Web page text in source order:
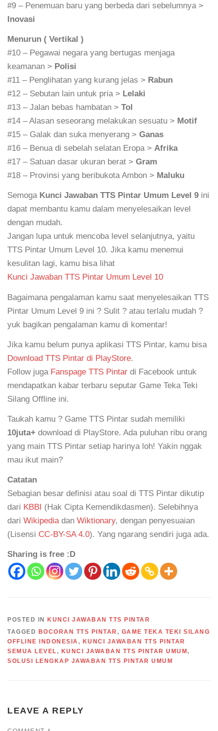
#9 – Penemuan baru yang berbeda dari sebelumnya >
Inovasi
Menurun ( Vertikal )
#10 – Pegawai negara yang bertugas menjaga
keamanan > Polisi
#11 – Penglihatan yang kurang jelas > Rabun
#12 – Sebutan lain untuk pria > Lelaki
#13 – Jalan bebas hambatan > Tol
#14 – Alasan seseorang melakukan sesuatu > Motif
#15 – Galak dan suka menyerang > Ganas
#16 – Benua di sebelah selatan Eropa > Afrika
#17 – Satuan dasar ukuran berat > Gram
#18 – Provinsi yang beribukota Ambon > Maluku
Semoga Kunci Jawaban TTS Pintar Umum Level 9 ini
dapat membantu kamu dalam menyelesaikan level
dengan mudah.
Jangan lupa untuk mencoba level selanjutnya, yaitu
TTS Pintar Umum Level 10. Jika kamu menemui
kesulitan lagi, kamu bisa lihat
Kunci Jawaban TTS Pintar Umum Level 10
Bagaimana pengalaman kamu saat menyelesaikan TTS
Pintar Umum Level 9 ini ? Sulit ? atau terlalu mudah ?
yuk bagikan pengalaman kamu di komentar!
Jika kamu belum punya aplikasi TTS Pintar, kamu bisa
Download TTS Pintar di PlayStore.
Follow juga Fanspage TTS Pintar di Facebook untuk
mendapatkan kabar terbaru seputar Game Teka Teki
Silang Offline ini.
Taukah kamu ? Game TTS Pintar sudah memiliki
10juta+ download di PlayStore. Ada puluhan ribu orang
yang main TTS Pintar setiap harinya loh! Yakin nggak
mau ikut main?
Catatan
Sebagian besar definisi atau soal di TTS Pintar dikutip
dari KBBI (Hak Cipta Kemendikdasmen). Selebihnya
dari Wikipediadan Wiktionary, dengan penyesuaian
(Lisensi CC-BY-SA 4.0). Yang ngarang sendiri juga ada.
Sharing is free :D
POSTED IN
KUNCI JAWABAN TTS PINTAR
TAGGED
BOCORAN TTS PINTAR , GAME TEKA TEKI SILANG
OFFLINE INDONESIA , KUNCI JAWABAN TTS PINTAR
SEMUA LEVEL , KUNCI JAWABAN TTS PINTAR UMUM ,
SOLUSI LENGKAP JAWABAN TTS PINTAR UMUM
LEAVE A REPLY